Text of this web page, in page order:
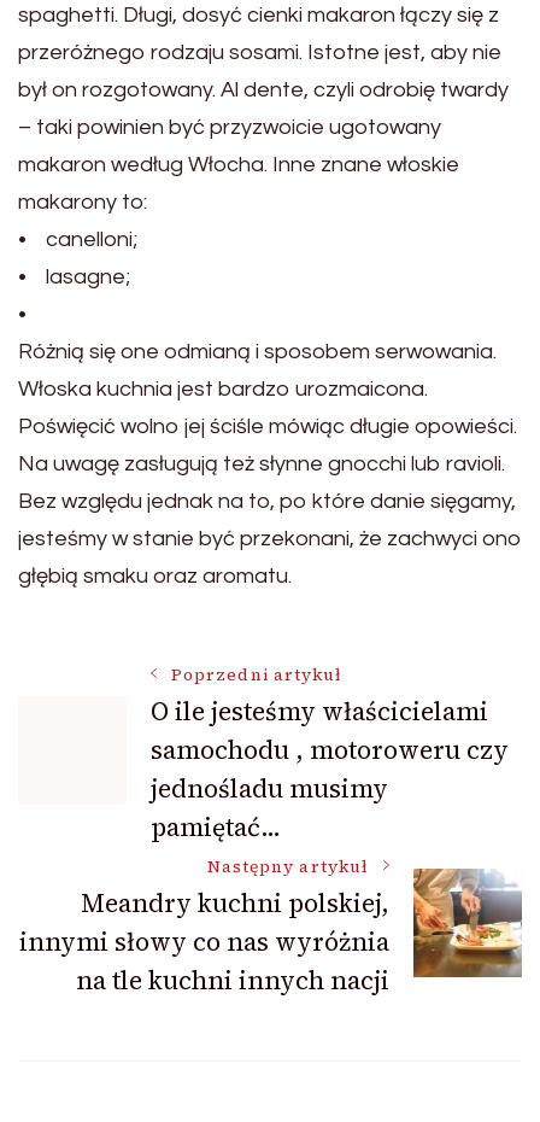
spaghetti. Długi, dosyć cienki makaron łączy się z
przeróżnego rodzaju sosami. Istotne jest, aby nie
był on rozgotowany. Al dente, czyli odrobię twardy
– taki powinien być przyzwoicie ugotowany
makaron według Włocha. Inne znane włoskie
makarony to:
• canelloni;
• lasagne;
•
Różnią się one odmianą i sposobem serwowania.
Włoska kuchnia jest bardzo urozmaicona.
Poświęcić wolno jej ściśle mówiąc długie opowieści.
Na uwagę zasługują też słynne gnocchi lub ravioli.
Bez względu jednak na to, po które danie sięgamy,
jesteśmy w stanie być przekonani, że zachwyci ono
głębią smaku oraz aromatu.
Nawigacja
wpisu
Poprzedni artykuł
O ile jesteśmy właścicielami
samochodu , motoroweru czy
jednośladu musimy
pamiętać…
Następny artykuł
Meandry kuchni polskiej,
innymi słowy co nas wyróżnia
na tle kuchni innych nacji